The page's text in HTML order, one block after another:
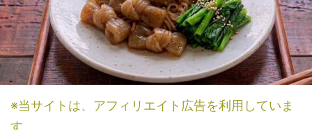
※当サイトは、アフィリエイト広告を利用していま
す